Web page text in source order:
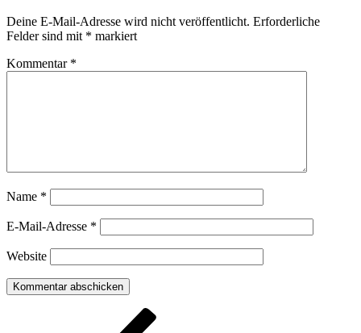
Deine E-Mail-Adresse wird nicht veröffentlicht. Erforderliche
Felder sind mit * markiert
Kommentar *
Name *
E-Mail-Adresse *
Website
Beitragsnavigation